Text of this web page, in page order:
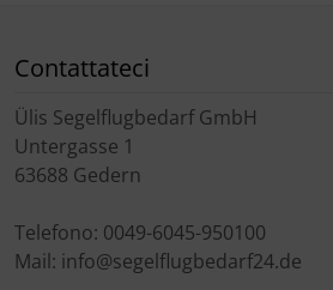
Contattateci
Ülis Segelflugbedarf GmbH
Untergasse 1
63688 Gedern
Telefono: 0049-6045-950100
Mail: info@segelflugbedarf24.de
Tubi, connettori....
Ugelli / sonde
Varie